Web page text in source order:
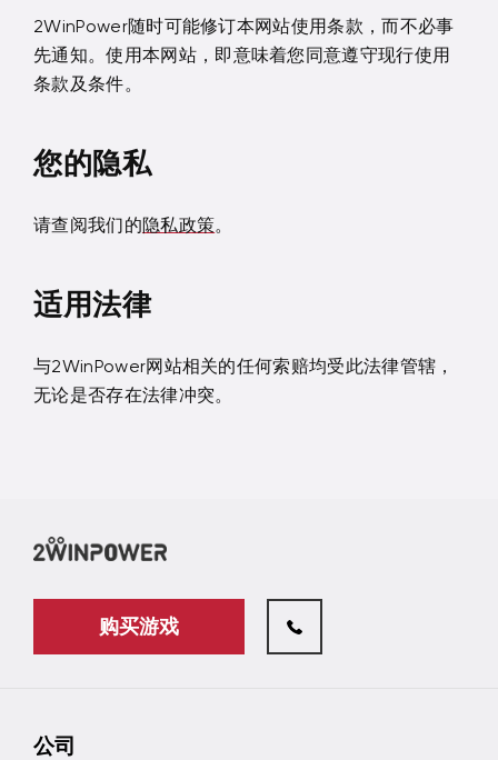
2WinPower随时可能修订本网站使用条款，而不必事
先通知。使用本网站，即意味着您同意遵守现行使用
条款及条件。
您的隐私
请查阅我们的隐私政策。
适用法律
与2WinPower网站相关的任何索赔均受此法律管辖，
无论是否存在法律冲突。
购买游戏
公司